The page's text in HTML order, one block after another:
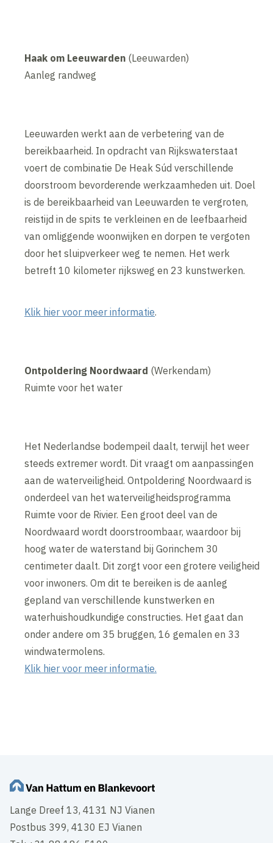
Haak om Leeuwarden (Leeuwarden)
Aanleg randweg
Leeuwarden werkt aan de verbetering van de
bereikbaarheid. In opdracht van Rijkswaterstaat
voert de combinatie De Heak Súd verschillende
doorstroom bevorderende werkzaamheden uit. Doel
is de bereikbaarheid van Leeuwarden te vergroten,
reistijd in de spits te verkleinen en de leefbaarheid
van omliggende woonwijken en dorpen te vergoten
door het sluipverkeer weg te nemen. Het werk
betreft 10 kilometer rijksweg en 23 kunstwerken.
Klik hier voor meer informatie.
Ontpoldering Noordwaard (Werkendam)
Ruimte voor het water
Het Nederlandse bodempeil daalt, terwijl het weer
steeds extremer wordt. Dit vraagt om aanpassingen
aan de waterveiligheid. Ontpoldering Noordwaard is
onderdeel van het waterveiligheidsprogramma
Ruimte voor de Rivier. Een groot deel van de
Noordwaard wordt doorstroombaar, waardoor bij
hoog water de waterstand bij Gorinchem 30
centimeter daalt. Dit zorgt voor een grotere veiligheid
voor inwoners. Om dit te bereiken is de aanleg
gepland van verschillende kunstwerken en
waterhuishoudkundige constructies. Het gaat dan
onder andere om 35 bruggen, 16 gemalen en 33
windwatermolens.
Klik hier voor meer informatie.
Lange Dreef 13, 4131 NJ Vianen
Postbus 399, 4130 EJ Vianen